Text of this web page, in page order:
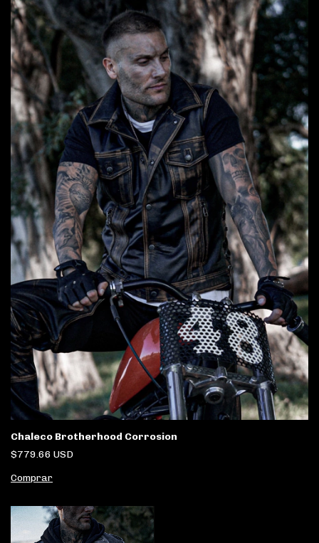
Chaleco Brotherhood Corrosion
$779.66 USD
Comprar